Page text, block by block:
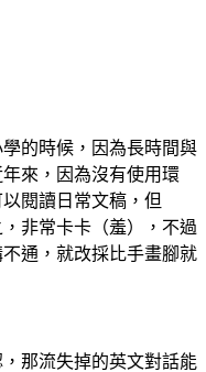
的時候，因為長時間與
來，因為沒有使用環
閱讀日常文稿，但
非常卡卡（羞），不過
通，就改採比手畫腳就
那流失掉的英文對話能